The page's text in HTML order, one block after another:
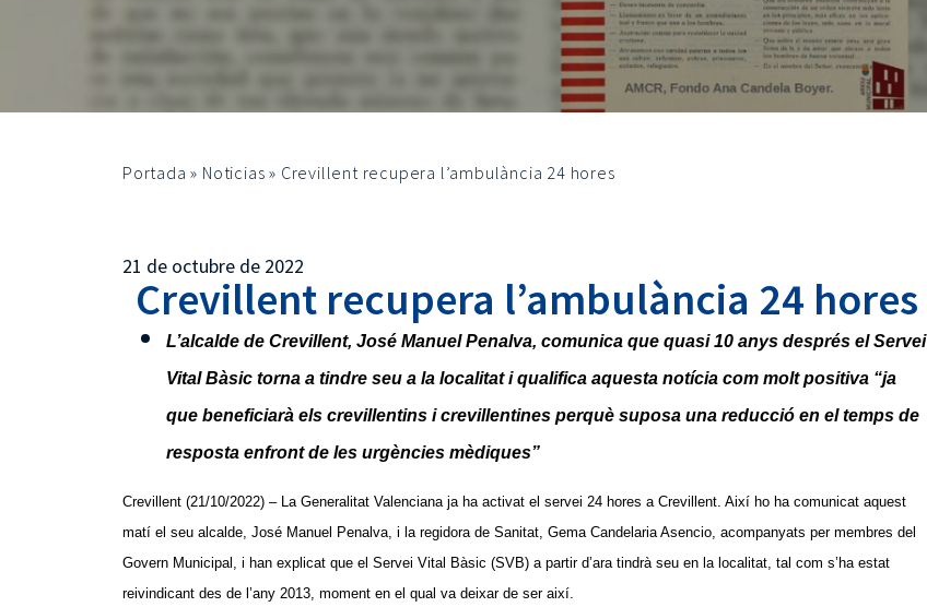
Portada » Noticias » Crevillent recupera l’ambulància 24 hores
21 de octubre de 2022
Crevillent recupera l’ambulància 24 hores
L’alcalde de Crevillent, José Manuel Penalva, comunica que quasi 10 anys després el Servei
Vital Bàsic torna a tindre seu a la localitat i qualifica aquesta notícia com molt positiva “ja
que beneficiarà els crevillentins i crevillentines perquè suposa una reducció en el temps de
resposta enfront de les urgències mèdiques”
Crevillent (21/10/2022) – La Generalitat Valenciana ja ha activat el servei 24 hores a Crevillent. Així ho ha comunicat aquest
matí el seu alcalde, José Manuel Penalva, i la regidora de Sanitat, Gema Candelaria Asencio, acompanyats per membres del
Govern Municipal, i han explicat que el Servei Vital Bàsic (SVB) a partir d’ara tindrà seu en la localitat, tal com s’ha estat
reivindicant des de l’any 2013, moment en el qual va deixar de ser així.